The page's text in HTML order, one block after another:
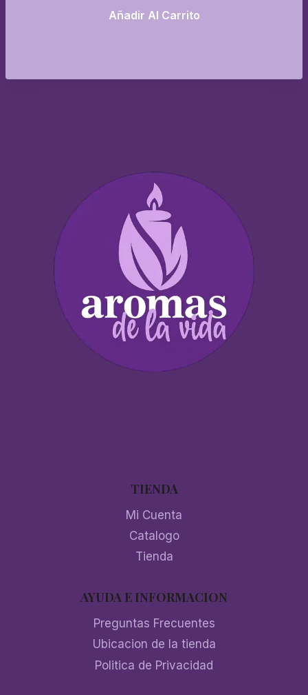
Añadir Al Carrito
TIENDA
Mi Cuenta
Catalogo
Tienda
AYUDA E INFORMACION
Preguntas Frecuentes
Ubicacion de la tienda
Politica de Privacidad